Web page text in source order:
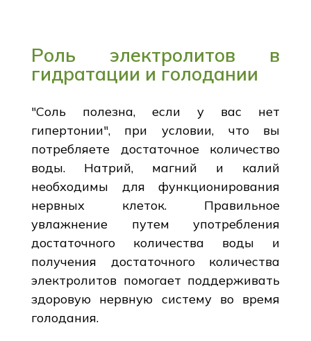
Роль электролитов в
гидратации и голодании
"Соль полезна, если у вас нет
гипертонии", при условии, что вы
потребляете достаточное количество
воды. Натрий, магний и калий
необходимы для функционирования
нервных клеток. Правильное
увлажнение путем употребления
достаточного количества воды и
получения достаточного количества
электролитов помогает поддерживать
здоровую нервную систему во время
голодания.